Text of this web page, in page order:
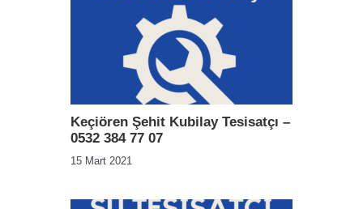
Keçiören Şehit Kubilay Tesisatçı –
0532 384 77 07
15 Mart 2021